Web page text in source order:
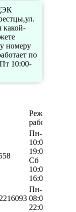
какой-
номеру
по
10:00-
Режим
работы
Пн-Пт
10:00-
19:00
Сб
10:00-
16:00
Пн-Вс
08:00-
22:00